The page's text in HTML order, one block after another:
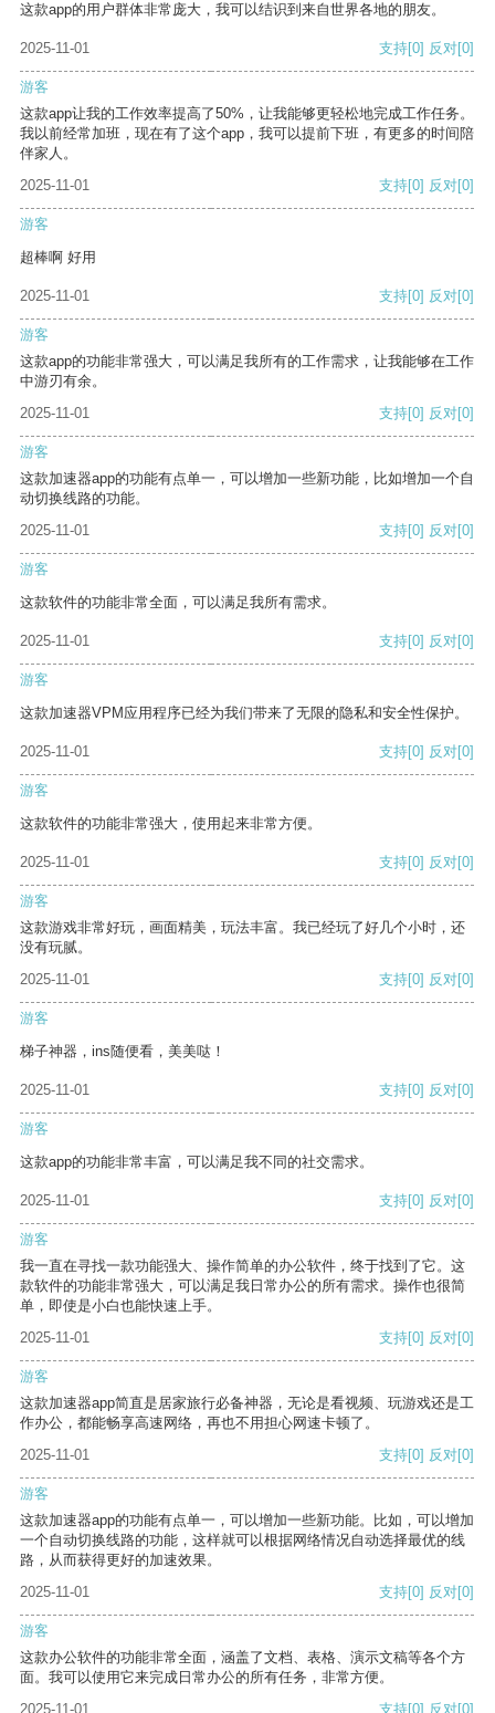
这款app的用户群体非常庞大，我可以结识到来自世界各地的朋友。
2025-11-01 支持[0] 反对[0]
游客
这款app让我的工作效率提高了50%，让我能够更轻松地完成工作任务。
我以前经常加班，现在有了这个app，我可以提前下班，有更多的时间陪
伴家人。
2025-11-01
支持[0] 反对[0]
游客
超棒啊 好用
2025-11-01 支持[0] 反对[0]
游客
这款app的功能非常强大，可以满足我所有的工作需求，让我能够在工作
中游刃有余。
2025-11-01
支持[0] 反对[0]
游客
这款加速器app的功能有点单一，可以增加一些新功能，比如增加一个自
动切换线路的功能。
2025-11-01
支持[0] 反对[0]
游客
这款软件的功能非常全面，可以满足我所有需求。
2025-11-01 支持[0] 反对[0]
游客
这款加速器VPM应用程序已经为我们带来了无限的隐私和安全性保护。
2025-11-01 支持[0] 反对[0]
游客
这款软件的功能非常强大，使用起来非常方便。
2025-11-01 支持[0] 反对[0]
游客
这款游戏非常好玩，画面精美，玩法丰富。我已经玩了好几个小时，还
没有玩腻。
2025-11-01
支持[0] 反对[0]
游客
梯子神器，ins随便看，美美哒！
2025-11-01 支持[0] 反对[0]
游客
这款app的功能非常丰富，可以满足我不同的社交需求。
2025-11-01 支持[0] 反对[0]
游客
我一直在寻找一款功能强大、操作简单的办公软件，终于找到了它。这
款软件的功能非常强大，可以满足我日常办公的所有需求。操作也很简
单，即使是小白也能快速上手。
2025-11-01
支持[0] 反对[0]
游客
这款加速器app简直是居家旅行必备神器，无论是看视频、玩游戏还是工
作办公，都能畅享高速网络，再也不用担心网速卡顿了。
2025-11-01
支持[0] 反对[0]
游客
这款加速器app的功能有点单一，可以增加一些新功能。比如，可以增加
一个自动切换线路的功能，这样就可以根据网络情况自动选择最优的线
路，从而获得更好的加速效果。
2025-11-01
支持[0] 反对[0]
游客
这款办公软件的功能非常全面，涵盖了文档、表格、演示文稿等各个方
面。我可以使用它来完成日常办公的所有任务，非常方便。
2025-11-01
支持[0] 反对[0]